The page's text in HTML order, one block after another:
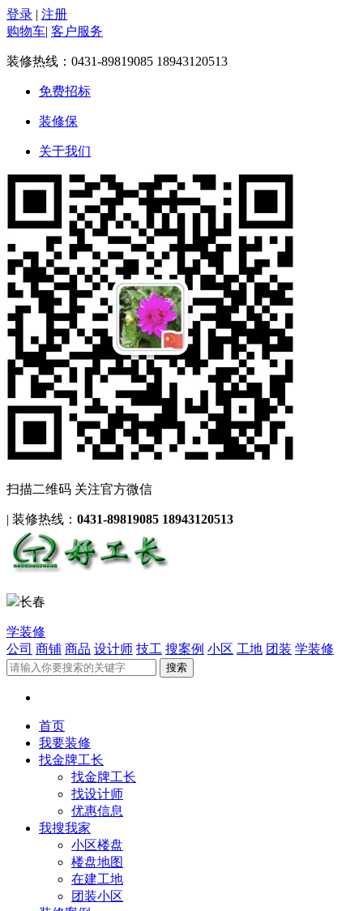
登录 | 注册
购物车| 客户服务
装修热线： 0431-89819085 18943120513
免费招标
装修保
关于我们
扫描二维码 关注官方微信
| 装修热线： 0431-89819085 18943120513
长春
学装修
公司 商铺 商品 设计师 技工 搜案例 小区 工地 团装 学装修
首页
我要装修
找金牌工长
找金牌工长
找设计师
优惠信息
我搜我家
小区楼盘
楼盘地图
在建工地
团装小区